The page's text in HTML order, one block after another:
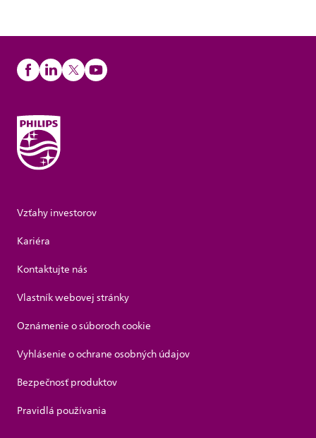
Vzťahy investorov
Kariéra
Kontaktujte nás
Vlastník webovej stránky
Oznámenie o súboroch cookie
Vyhlásenie o ochrane osobných údajov
Bezpečnosť produktov
Pravidlá používania